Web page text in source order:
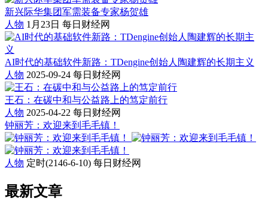
新兴际华集团军需装备专家杨贺雄
人物 1月23日 每日财经网
AI时代的基础软件新路：TDengine创始人陶建辉的长期主义
人物 2025-09-24 每日财经网
王石：在碳中和与公益路上的笃定前行
人物 2025-04-22 每日财经网
钟丽芳：欢迎来到毛毛镇！
人物 定时(2146-6-10) 每日财经网
最新文章